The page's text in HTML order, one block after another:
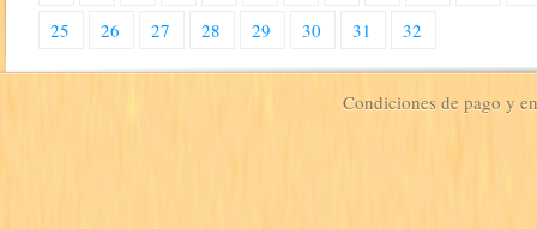
25
26 27 28 29 30 31 32
Condiciones de pago y